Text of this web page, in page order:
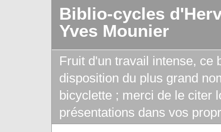
Biblio-cycles
Yves Mounier
Fruit d'un travail intense, ce
disposition du plus grand
bicyclette ; merci de le citer
présentations dans vos